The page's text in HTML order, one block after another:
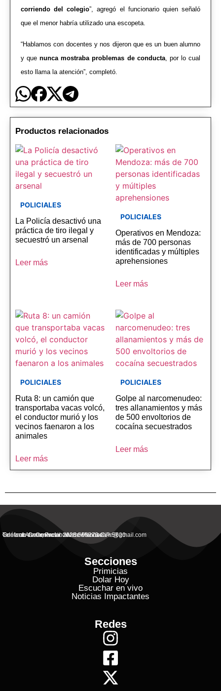
corriendo del colegio”, agregó el funcionario quien señaló
que el menor habría utilizado una escopeta.
“Hablamos con docentes y nos dijeron que es un buen alumno
y quenunca mostraba problemas de conducta, por lo cual
esto llama la atención”, completó.
Productos relacionados
POLICIALES
La Policía desactivó una
práctica de tiro ilegal y
secuestró un arsenal
Leer más
POLICIALES
Operativos en Mendoza:
más de 700 personas
identificadas y múltiples
aprehensiones
Leer más
POLICIALES
Ruta 8: un camión que
transportaba vacas volcó,
el conductor murió y los
vecinos faenaron a los
animales
Leer más
POLICIALES
Golpe al narcomenudeo:
tres allanamientos y más
de 500 envoltorios de
cocaína secuestrados
Leer más
General Alvear, Provincial de Mendoza
Contacto Commercial: alvearvisionanline@gmail.com
Teléfono de Contacto: 2625 506273 C.P. 5620
Secciones
Primicias
Dolar Hoy
Escuchar en vivo
Noticias Impactantes
Redes